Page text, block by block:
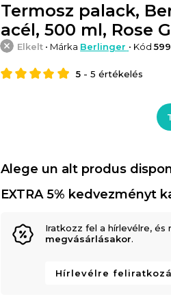
Termosz palack,
acél, 500 ml, Rose
Elkelt • Márka Berlinger • Kód
5 -5 értékelés
Alege un alt produs
EXTRA 5% kedvezményt
Iratkozz fel a hírlevélre, és
megvásárlásakor.
Hírlevélre